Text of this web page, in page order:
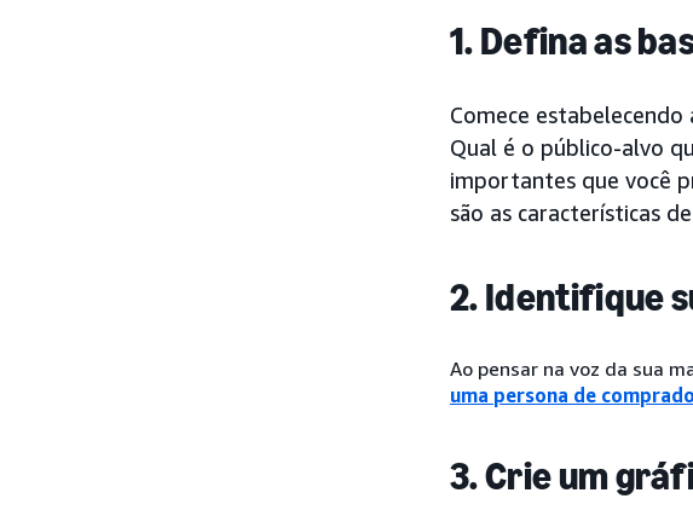
1. Defina as
Comece
Qual é o público-alvo
importantes que você
são as características
2. Identifique
Ao pensar na voz da sua
uma persona de
3. Crie um